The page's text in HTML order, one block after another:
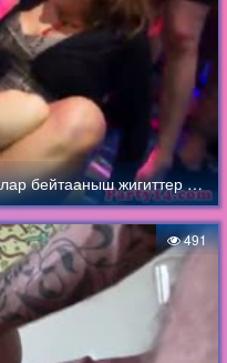
Түнкү клубдагы кызыл чачтуу сулуулар бейтааныш жигиттер менен сигишти
491